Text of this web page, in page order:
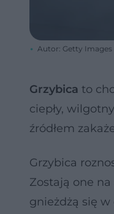
Autor: Getty Images
Grzybica to
ciepły,
źródłem
Grzybica
Zostają one
gnieżdżą się